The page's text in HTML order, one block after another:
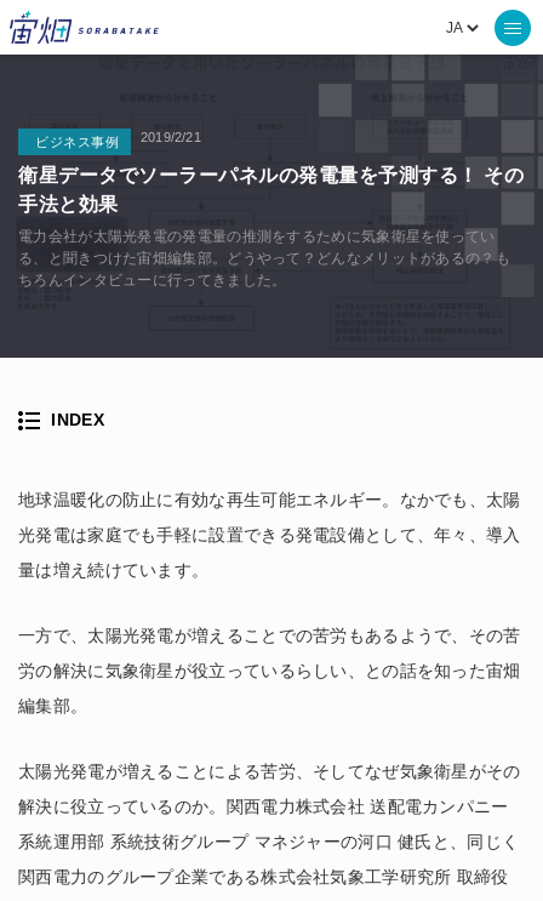
ビジネス事例 2019/2/21
衛星データでソーラーパネルの発電量を予測する！ その
手法と効果
電力会社が太陽光発電の発電量の推測をするために気象衛星を使ってい
る、と聞きつけた宙畑編集部。どうやって？どんなメリットがあるの？も
ちろんインタビューに行ってきました。
地球温暖化の防止に有効な再生可能エネルギー。なかでも、太陽
光発電は家庭でも手軽に設置できる発電設備として、年々、導入
量は増え続けています。
一方で、太陽光発電が増えることでの苦労もあるようで、その苦
労の解決に気象衛星が役立っているらしい、との話を知った宙畑
編集部。
太陽光発電が増えることによる苦労、そしてなぜ気象衛星がその
解決に役立っているのか。関西電力株式会社 送配電カンパニー
系統運用部 系統技術グループ マネジャーの河口 健氏と、同じく
関西電力のグループ企業である株式会社気象工学研究所 取締役
INDEX